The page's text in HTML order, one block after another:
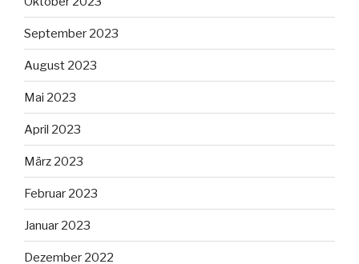
September 2023
August 2023
Mai 2023
April 2023
März 2023
Februar 2023
Januar 2023
Dezember 2022